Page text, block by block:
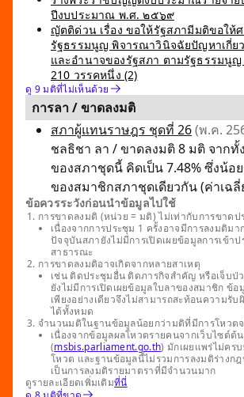
ปีงบประมาณ พ.ศ. ๒๕๖๙
ญัตติด่วน เรื่อง ขอให้รัฐสภามีมติขอให้
รัฐธรรมนูญ พิจารณาวินิจฉัยปัญหาเกี่ย
และอำนาจของรัฐสภา ตามรัฐธรรมนูญ
210 วรรคหนึ่ง (2)
ดู 9 มติที่ไม่เห็นด้วย
การลา / ขาดลงมติ
สภาผู้แทนราษฎร ชุดที่ 26(พ.ค.
ชลธิชา ลา / ขาดลงมติ 8 มติ จากทั้
ของสภาชุดนี้ คิดเป็น 7.48% ซึ่งน้อ
ของสมาชิกสภาชุดเดียวกัน (ค่าเฉลี่
ข้อควรระวังก่อนนำข้อมูลไปใช้
การขาดลงมติ (หน่วย = มติ) ไม่เท่ากับการขาดป
เนื่องจากการประชุม 1 ครั้งอาจมีการลงมติม
ปัจจุบันสภายังไม่มีการเปิดเผยข้อมูลการเข้า
สาธารณะ
การขาดลงมติอาจเกิดจากหลายสาเหตุ
เช่น ติดประชุมอื่น ติดภารกิจสำคัญ หรือเจ็บป่
ยังไม่มีการเปิดเผยข้อมูลใบลาของสมาชิก ข้อ
เพียงอย่างเดียวจึงไม่สามารถสะท้อนความรั
ได้ทั้งหมด
จำนวนมติในฐานข้อมูลน้อยกว่ามติที่มีการโหวตจ
เนื่องจากข้อมูลผลโหวตรายคนจากเว็บไซต์ต้
(msbis.parliament.go.th) มักเผยแพร่ไม่คร
โหวต และฐานข้อมูลนี้ไม่รวมการลงมติร่างกฎ
เป็นการลงมติรายมาตราที่มีจำนวนมาก
ดูรายละเอียดเพิ่มเติมที่นี่